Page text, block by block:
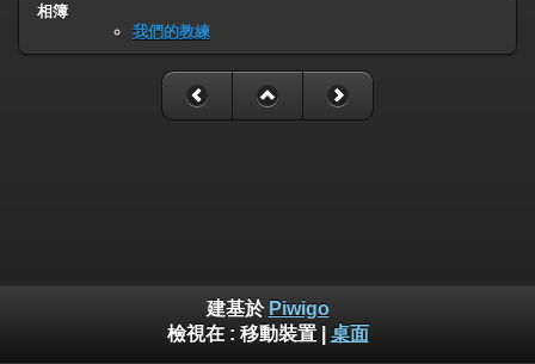
相簿
我們的教練
建基於 Piwigo
檢視在 : 移動裝置| 桌面